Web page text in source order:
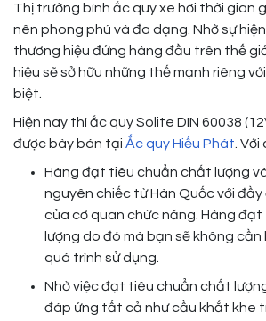
Thị trường bình ắc quy xe hơi thời gian
nên phong phú và đa dạng. Nhờ sự
thương hiệu đứng hàng đầu trên thế
hiệu sẽ sở hữu những thế mạnh riêng
biệt.
Hiện nay thì ắc quy Solite DIN 60038
được bày bán tại Ắc quy Hiếu Phát. Với
Hàng đạt tiêu chuẩn chất lượng
nguyên chiếc từ Hàn Quốc với
của cơ quan chức năng. Hàng
lượng do đó mà bạn sẽ không
quá trình sử dụng.
Nhờ việc đạt tiêu chuẩn chất
đáp ứng tất cả như cầu khắt khe